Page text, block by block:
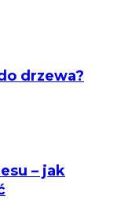
drzewa?
– jak